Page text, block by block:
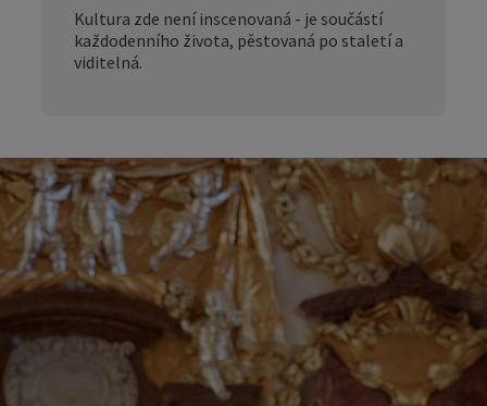
Kultura zde není inscenovaná - je součástí
každodenního života, pěstovaná po staletí a
viditelná.